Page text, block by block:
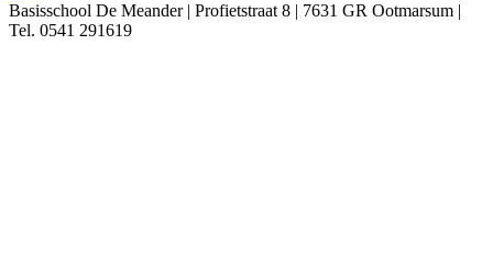
Basisschool De Meander | Profietstraat 8 | 7631 GR Ootmarsum |
Tel. 0541 291619